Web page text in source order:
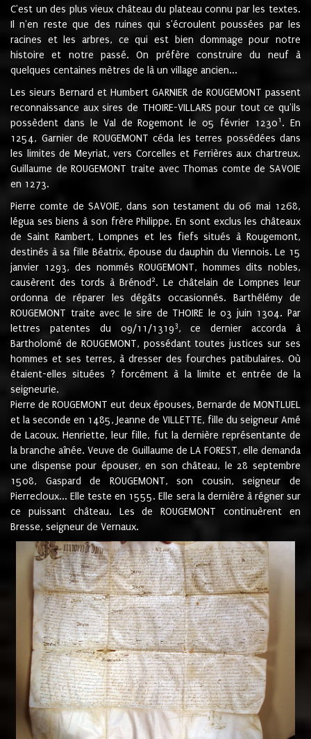
C'est un des plus vieux château du plateau connu par les textes.
Il n'en reste que des ruines qui s'écroulent poussées par les
racines et les arbres, ce qui est bien dommage pour notre
histoire et notre passé. On préfère construire du neuf à
quelques centaines mètres de là un village ancien...
Les sieurs Bernard et Humbert GARNIER de ROUGEMONT passent
reconnaissance aux sires de THOIRE-VILLARS pour tout ce qu'ils
possèdent dans le Val de Rogemont le 05 février 12301 . En
1254, Garnier de ROUGEMONT céda les terres possédées dans
les limites de Meyriat, vers Corcelles et Ferrières aux chartreux.
Guillaume de ROUGEMONT traite avec Thomas comte de SAVOIE
en 1273.
Pierre comte de SAVOIE, dans son testament du 06 mai 1268,
légua ses biens à son frère Philippe. En sont exclus les châteaux
de Saint Rambert, Lompnes et les fiefs situés à Rougemont,
destinés à sa fille Béatrix, épouse du dauphin du Viennois. Le 15
janvier 1293, des nommés ROUGEMONT, hommes dits nobles,
causèrent des tords à Brénod 2. Le châtelain de Lompnes leur
ordonna de réparer les dégâts occasionnés. Barthélémy de
ROUGEMONT traite avec le sire de THOIRE le 03 juin 1304. Par
lettres patentes du 09/11/13193, ce dernier accorda à
Bartholomé de ROUGEMONT, possédant toutes justices sur ses
hommes et ses terres, à dresser des fourches patibulaires. Où
étaient-elles situées ? forcément à la limite et entrée de la
seigneurie.
Pierre de ROUGEMONT eut deux épouses, Bernarde de MONTLUEL
et la seconde en 1485, Jeanne de VILLETTE, fille du seigneur Amé
de Lacoux. Henriette, leur fille, fut la dernière représentante de
la branche aînée. Veuve de Guillaume de LA FOREST, elle demanda
une dispense pour épouser, en son château, le 28 septembre
1508, Gaspard de ROUGEMONT, son cousin, seigneur de
Pierrecloux... Elle teste en 1555. Elle sera la dernière à régner sur
ce puissant château. Les de ROUGEMONT continuèrent en
Bresse, seigneur de Vernaux.